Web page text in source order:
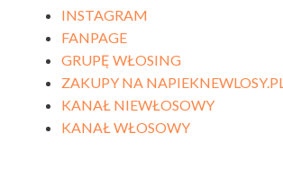
INSTAGRAM
FANPAGE
GRUPĘ WŁOSING
ZAKUPY NA NAPIEKNEWLOSY.PL
KANAŁ NIEWŁOSOWY
KANAŁ WŁOSOWY